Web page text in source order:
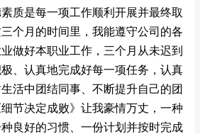
质是每一项工作顺利开展并最终取
个月的时间里，我能遵守公司的各
做好本职业工作，三个月从未迟到
、认真地完成好每一项任务，认真
活中团结同事、不断提升自己的团
节决定成败》让我豪情万丈，一种
良好的习惯、一份计划并按时完成